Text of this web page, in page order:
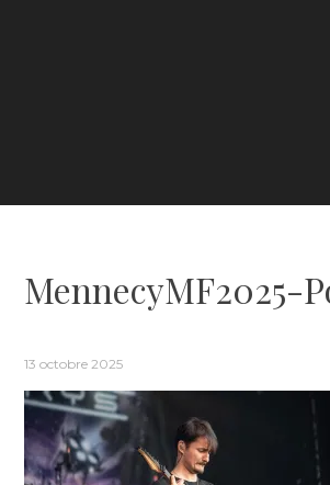
MennecyMF2025-
13 octobre 2025